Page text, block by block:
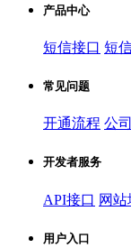
产品中心
短信接口 短
常见问题
开通流程 公
开发者服务
API接口 网站
用户入口